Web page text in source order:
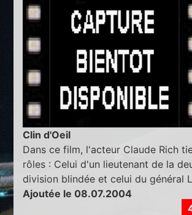
Clin d'Oeil
Dans ce film, l'acteur Claude Rich
rôles : Celui d'un lieutenant de la
division blindée et celui du général
Ajoutée le 08.07.2004